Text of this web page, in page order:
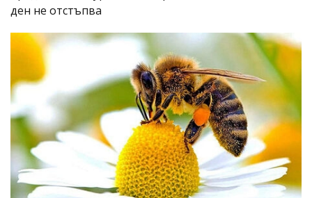
ден не отстъпва